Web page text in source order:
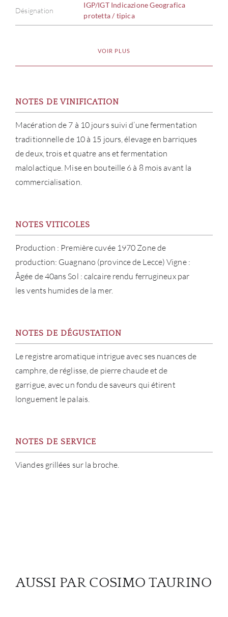
Désignation
IGP/IGT Indicazione Geografica
protetta / tipica
VOIR PLUS
NOTES DE VINIFICATION
Macération de 7 à 10 jours suivi d’une fermentation
traditionnelle de 10 à 15 jours, élevage en barriques
de deux, trois et quatre ans et fermentation
malolactique. Mise en bouteille 6 à 8 mois avant la
commercialisation.
NOTES VITICOLES
Production : Première cuvée 1970 Zone de
production: Guagnano (province de Lecce) Vigne :
Âgée de 40ans Sol : calcaire rendu ferrugineux par
les vents humides de la mer.
NOTES DE DÉGUSTATION
Le registre aromatique intrigue avec ses nuances de
camphre, de réglisse, de pierre chaude et de
garrigue, avec un fondu de saveurs qui étirent
longuement le palais.
NOTES DE SERVICE
Viandes grillées sur la broche.
AUSSI PAR COSIMO TAURINO